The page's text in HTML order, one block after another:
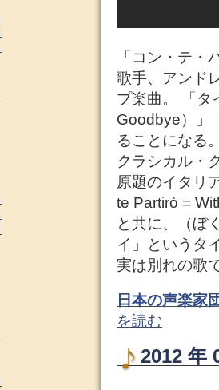
「コン・テ
歌手、アンド
プ楽曲。 「タ
Goodbye）」
ることになる
クラシカル・
原題のイタリ
te Partirò =
と共に、（ぼ
イ」というタ
実は別れの歌
日本の声楽家
を読む
2012 年